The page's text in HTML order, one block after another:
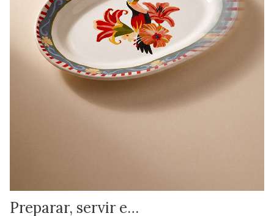
Preparar, servir e…